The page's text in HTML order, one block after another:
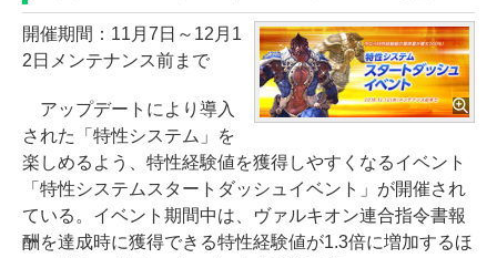
開催期間：11月7日～12月1
2日メンテナンス前まで
アップデートにより導入
された「特性システム」を
楽しめるよう、特性経験値を獲得しやすくなるイベント
「特性システムスタートダッシュイベント」が開催され
ている。イベント期間中は、ヴァルキオン連合指令書報
酬を達成時に獲得できる特性経験値が1.3倍に増加するほ